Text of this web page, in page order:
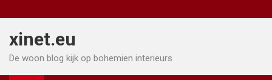
naar
inhoud
xinet.eu
De woon blog kijk op bohemien interieurs